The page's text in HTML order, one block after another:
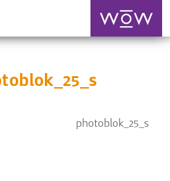
photoblok_25_s